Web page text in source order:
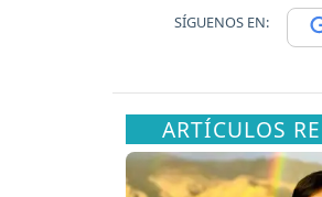
SÍGUENOS EN:
ARTÍCULOS